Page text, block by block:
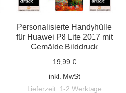
Personalisierte Handyhülle
für Huawei P8 Lite 2017 mit
Gemälde Bilddruck
19,99 €
inkl. MwSt
Lieferzeit: 1-2 Werktage